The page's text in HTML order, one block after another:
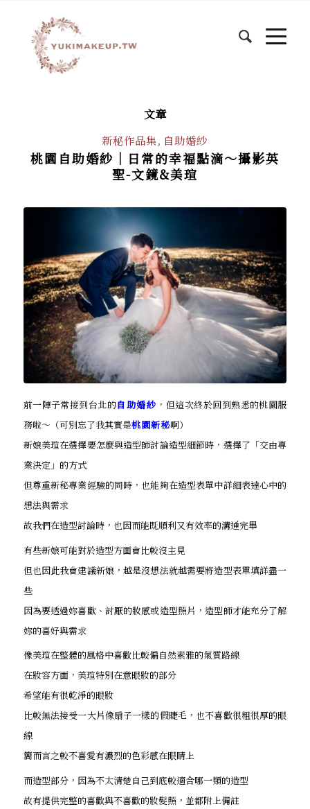
文章
新秘作品集, 自助婚紗
桃園自助婚紗│日常的幸福點滴～攝影英
聖-文鏡&美瑄
前一陣子常接到台北的自助婚紗 ，但這次終於回到熟悉的桃園服
務啦～（可別忘了我其實是桃園新秘啊）
新娘美瑄在選擇要怎麼與造型師討論造型細節時，選擇了「交由專
業決定」的方式
但尊重新秘專業經驗的同時，也能夠在造型表單中詳細表達心中的
想法與需求
故我們在造型討論時，也因而能既順利又有效率的溝通完畢
有些新娘可能對於造型方面會比較沒主見
但也因此我會建議新娘，越是沒想法就越需要將造型表單填詳盡一
些
因為要透過妳喜歡、討厭的妝感或造型照片，造型師才能充分了解
妳的喜好與需求
像美瑄在整體的風格中喜歡比較偏自然素雅的氣質路線
在妝容方面，美瑄特別在意眼妝的部分
希望能有很乾淨的眼妝
比較無法接受一大片像扇子一樣的假睫毛，也不喜歡很粗很厚的眼
線
簡而言之較不喜愛有濃烈的色彩感在眼睛上
而造型部分，因為不太清楚自己到底較適合哪一類的造型
故有提供完整的喜歡與不喜歡的妝髮照，並都附上備註